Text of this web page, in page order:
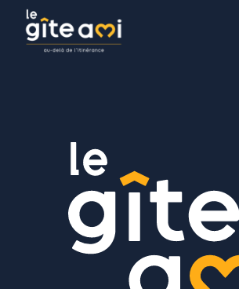
Directeur adjoint des services de